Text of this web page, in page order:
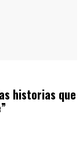
historias que